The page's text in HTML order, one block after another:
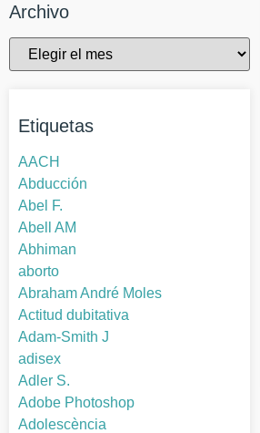
Archivo
Etiquetas
AACH
Abducción
Abel F.
Abell AM
Abhiman
aborto
Abraham André Moles
Actitud dubitativa
Adam-Smith J
adisex
Adler S.
Adobe Photoshop
Adolescència